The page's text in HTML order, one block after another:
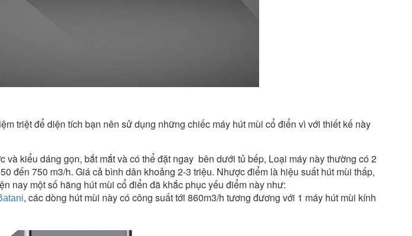
triệt để diện tích bạn nên sử dụng những chiếc máy hút mùi cổ điển vì với thiết kế này
và kiểu dáng gọn, bắt mắt và có thể đặt ngay bên dưới tủ bếp, Loại máy này thường có 2
đến 750 m3/h. Giá cả bình dân khoảng 2-3 triệu. Nhược điểm là hiệu suất hút mùi thấp,
nay một số hãng hút mùi cổ điển đã khắc phục yếu điểm này như:
, các dòng hút mùi này có công suất tới 860m3/h tương đương với 1 máy hút mùi kính